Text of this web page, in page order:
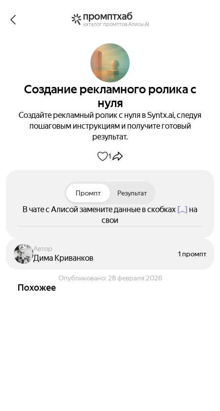
промптхаб
каталог промптов Алисы AI
Создание рекламного ролика с
нуля
Создайте рекламный ролик с нуля в Syntx.ai, следуя
пошаговым инструкциям и получите готовый
результат.
1
Промпт Результат
В чате с Алисой замените данные в скобках [...] на
свои
Автор
Дима Криванков 1 промпт
Опубликовано: 28 февраля 2026
Похожее